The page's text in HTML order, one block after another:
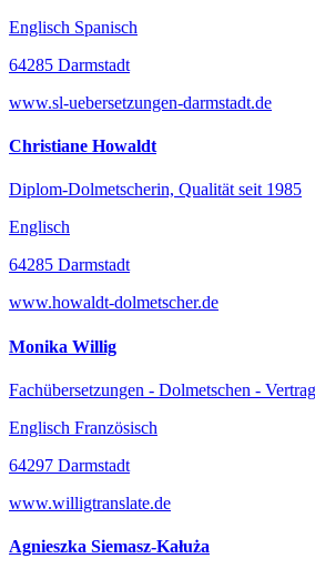
Englisch Spanisch
64285 Darmstadt
www.sl-uebersetzungen-darmstadt.de
Christiane Howaldt
Diplom-Dolmetscherin, Qualität seit 1985
Englisch
64285 Darmstadt
www.howaldt-dolmetscher.de
Monika Willig
Fachübersetzungen - Dolmetschen -
Englisch Französisch
64297 Darmstadt
www.willigtranslate.de
Agnieszka Siemasz-Kałuża